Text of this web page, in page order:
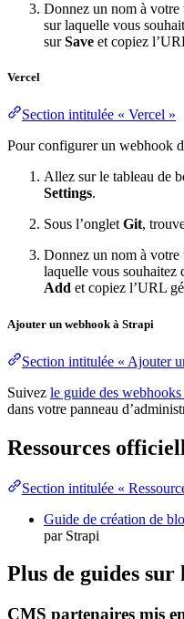
Donnez un nom à votre
sur laquelle vous
surSave et copiez
Vercel
Section intitulée « Vercel »
Pour configurer un webhook
Allez sur le tableau de
Settings.
Sous l’ongletGit,
Donnez un nom à
laquelle vous souhaitez
Add et copiez l’URL
Ajouter un webhook à Strapi
Section intitulée « Ajouter
Suivez le guide des webhooks
dans votre panneau
Ressources
Section intitulée «
Guide de création de
par Strapi
Plus de guides sur
CMS partenaires mis